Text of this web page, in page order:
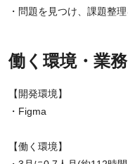
・問題を見つけ、課題整
働く環境・業
【開発環境】
・Figma
【働く環境】